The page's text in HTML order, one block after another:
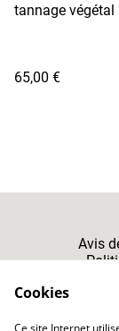
tannage végétal
65,00 €
Avis
Cookies
Ce site Internet